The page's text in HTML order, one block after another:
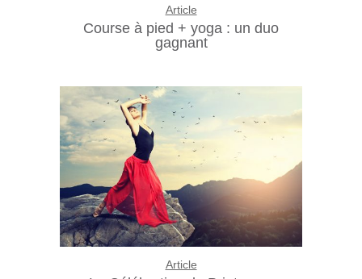
Article
Course à pied + yoga : un duo
gagnant
Article